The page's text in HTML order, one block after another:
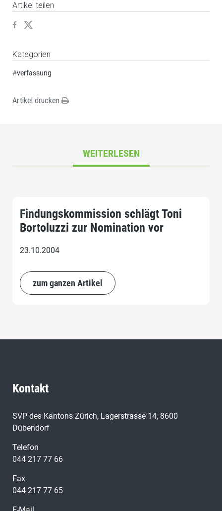
Artikel teilen
Kategorien
#verfassung
Artikel drucken
WEITERLESEN
Findungskommission schlägt Toni
Bortoluzzi zur Nomination vor
23.10.2004
zum ganzen Artikel
Kontakt
SVP des Kantons Zürich, Lagerstrasse 14, 8600
Dübendorf
Telefon
044 217 77 66
Fax
044 217 77 65